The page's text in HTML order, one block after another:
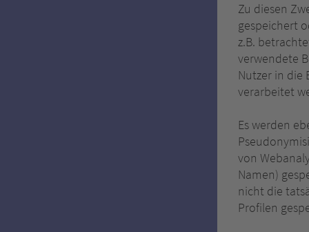
Zu diesen
gespeichert
z.B.
verwendete
Nutzer in die
verarbeitet
Es werden
von
Namen)
nicht die
Profilen